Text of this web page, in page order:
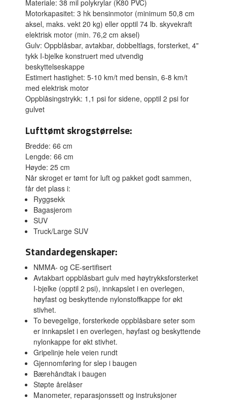
Materiale: 38 mil polykrylar (K80 PVC)
Motorkapasitet: 3 hk bensinmotor (minimum 50,8 cm
aksel, maks. vekt 20 kg) eller opptil 74 lb. skyvekraft
elektrisk motor (min. 76,2 cm aksel)
Gulv: Oppblåsbar, avtakbar, dobbeltlags, forsterket, 4"
tykk I-bjelke konstruert med utvendig
beskyttelseskappe
Estimert hastighet: 5-10 km/t med bensin, 6-8 km/t
med elektrisk motor
Oppblåsingstrykk: 1,1 psi for sidene, opptil 2 psi for
gulvet
Lufttømt skrogstørrelse:
Bredde: 66 cm
Lengde: 66 cm
Høyde: 25 cm
Når skroget er tømt for luft og pakket godt sammen,
får det plass i:
Ryggsekk
Bagasjerom
SUV
Truck/Large SUV
Standardegenskaper:
NMMA- og CE-sertifisert
Avtakbart oppblåsbart gulv med høytrykksforsterket
I-bjelke (opptil 2 psi), innkapslet i en overlegen,
høyfast og beskyttende nylonstoffkappe for økt
stivhet.
To bevegelige, forsterkede oppblåsbare seter som
er innkapslet i en overlegen, høyfast og beskyttende
nylonkappe for økt stivhet.
Gripelinje hele veien rundt
Gjennomføring for slep i baugen
Bærehåndtak i baugen
Støpte årelåser
Manometer, reparasjonssett og instruksjoner